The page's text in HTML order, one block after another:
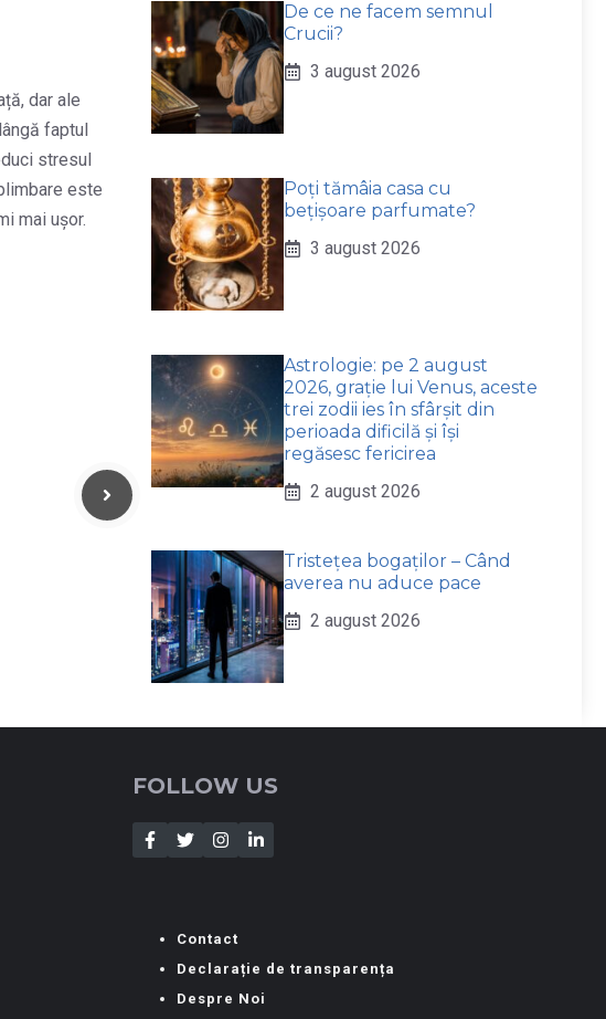
dar ale
faptul
stresul
este
mai ușor.
De ce ne facem semnul
Crucii?
3 august 2026
Poți tămâia casa cu
bețișoare parfumate?
3 august 2026
Astrologie: pe 2 august
2026, grație lui Venus, aceste
trei zodii ies în sfârșit din
perioada dificilă și își
regăsesc fericirea
2 august 2026
Tristețea bogaților – Când
averea nu aduce pace
2 august 2026
FOLLOW US
Contact
Declarație de transparența
Despre Noi